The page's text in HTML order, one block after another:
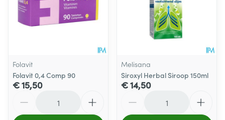
Folavit
Folavit 0,4 Comp 90
€ 15,50
Melisana
Siroxyl Herbal Siroop 150ml
€ 14,50